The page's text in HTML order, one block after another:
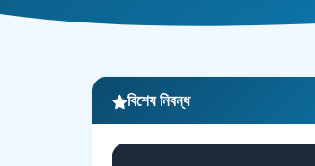
বিশেষ নিবন্ধ